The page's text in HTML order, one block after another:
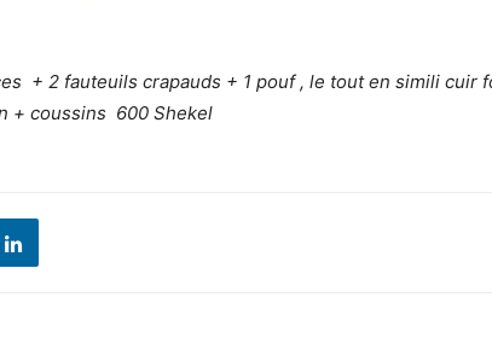
+ 2 fauteuils crapauds + 1 pouf , le tout en simili cuir
+ coussins 600 Shekel